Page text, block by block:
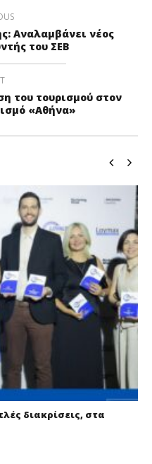
Αναλαμβάνει νέος
του ΣΕΒ
του τουρισμού στον
«Αθήνα»
διακρίσεις, στα